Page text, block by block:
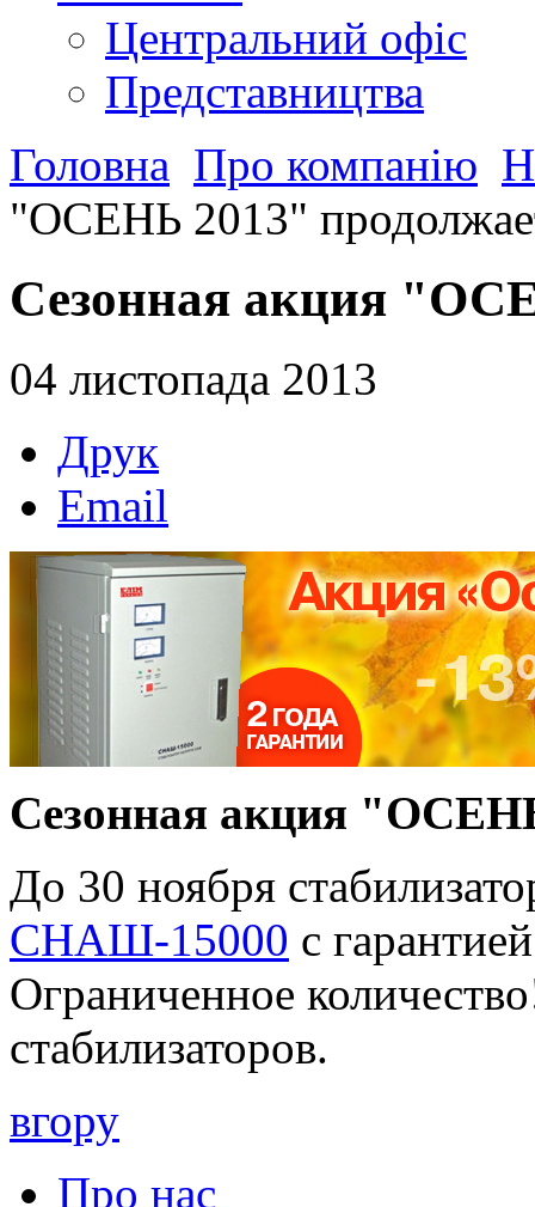
Центральний офіс
Представництва
Головна Про компанію
"ОСЕНЬ 2013"
Сезонная акция
04 листопада 2013
Друк
Email
Сезонная акция
До 30 ноября
СНАШ-15000 с
Ограниченное
стабилизаторов.
вгору
Про нас